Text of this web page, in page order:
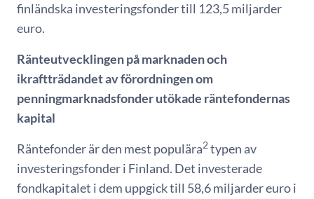
finländska investeringsfonder till 123,5 miljarder
euro.
Ränteutvecklingen på marknaden och
ikraftträdandet av förordningen om
penningmarknadsfonder utökade räntefondernas
kapital
Räntefonder är den mest populära2typen av
investeringsfonder i Finland. Det investerade
fondkapitalet i dem uppgick till 58,6 miljarder euro i